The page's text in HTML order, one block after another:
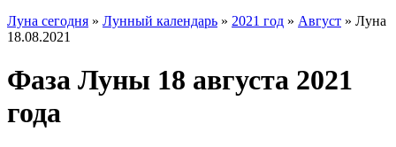
Луна сегодня » Лунный календарь » 2021 год » Август » Луна
18.08.2021
Фаза Луны 18 августа 2021
года